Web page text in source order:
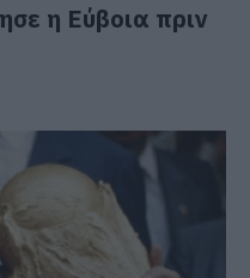
η Εύβοια πριν